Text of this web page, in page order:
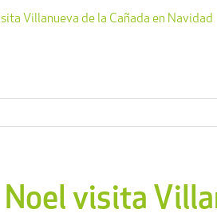
Villanueva de la Cañada en Navidad
Noel visita